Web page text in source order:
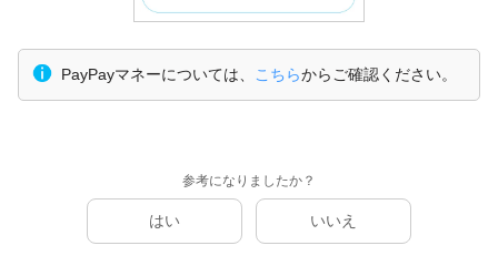
PayPayマネーについては、 こちらからご確認ください。
参考になりましたか？
はい いいえ